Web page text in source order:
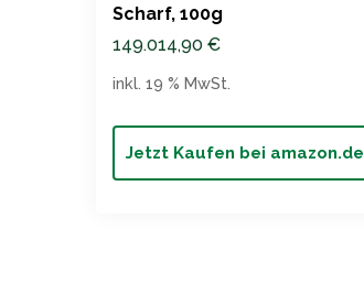
Scharf, 100g
149.014,90 €
Jetzt Kaufen bei amazon.de
inkl. 19 % MwSt.